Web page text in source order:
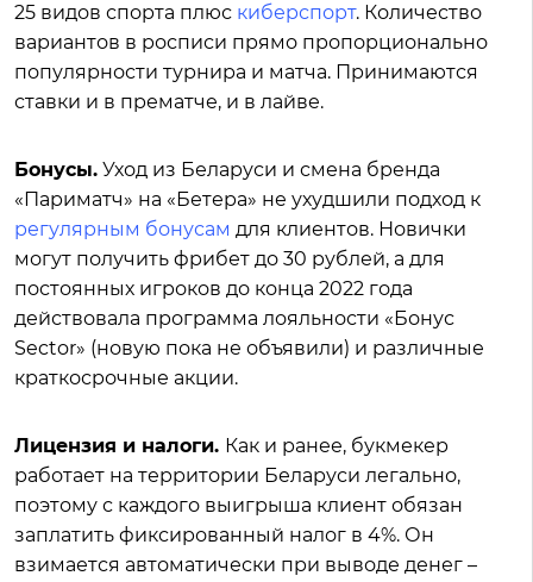
25 видов спорта плюс киберспорт. Количество
вариантов в росписи прямо пропорционально
популярности турнира и матча. Принимаются
ставки и в прематче, и в лайве.
Бонусы. Уход из Беларуси и смена бренда
«Париматч» на «Бетера» не ухудшили подход к
регулярным бонусам для клиентов. Новички
могут получить фрибет до 30 рублей, а для
постоянных игроков до конца 2022 года
действовала программа лояльности «Бонус
Sector» (новую пока не объявили) и различные
краткосрочные акции.
Лицензия и налоги. Как и ранее, букмекер
работает на территории Беларуси легально,
поэтому с каждого выигрыша клиент обязан
заплатить фиксированный налог в 4%. Он
взимается автоматически при выводе денег –